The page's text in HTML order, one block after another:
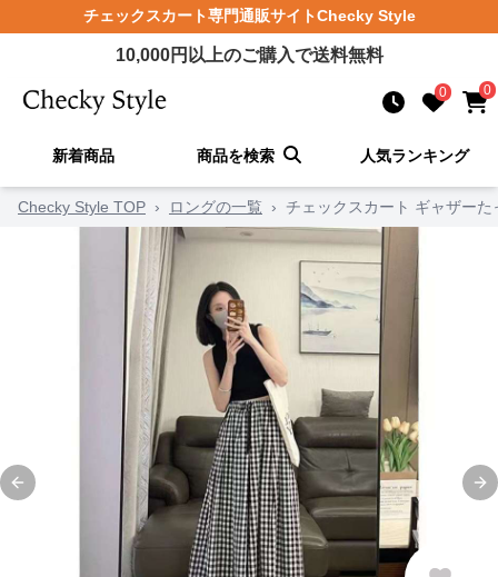
チェックスカート専門通販サイトChecky Style
10,000円以上のご購入で送料無料
0 0
新着商品 商品を検索 人気ランキング
Checky Style TOP › ロングの一覧 › チェックスカート ギャザー
Previous slide